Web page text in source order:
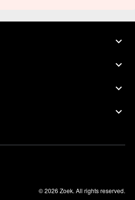
© 2026 Zoek. All rights reserved.